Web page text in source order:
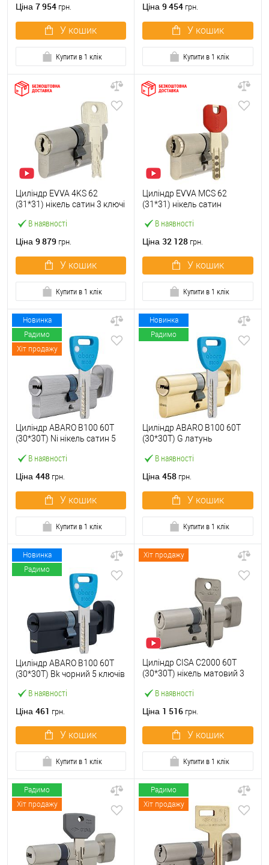
Ціна 7 954 грн.
У кошик
Купити в 1 клік
Ціна 9 454 грн.
У кошик
Купити в 1 клік
В наявності
Циліндр EVVA 4KS 62
(31*31) нікель сатин 3 ключі
Ціна 9 879 грн.
У кошик
Купити в 1 клік
В наявності
Циліндр EVVA MCS 62
(31*31) нікель сатин
Ціна 32 128 грн.
У кошик
Купити в 1 клік
Новинка
Радимо
Хіт продажу
В наявності
Циліндр ABARO B100 60T
(30*30T) Ni нікель сатин 5
Ціна 448 грн.
У кошик
Купити в 1 клік
Новинка
Радимо
В наявності
Циліндр ABARO B100 60T
(30*30T) G латунь
Ціна 458 грн.
У кошик
Купити в 1 клік
Новинка
Радимо
В наявності
Циліндр ABARO B100 60T
(30*30T) Bk чорний 5 ключів
Ціна 461 грн.
У кошик
Купити в 1 клік
Хіт продажу
В наявності
Циліндр CISA C2000 60T
(30*30T) нікель матовий 3
Ціна 1 516 грн.
У кошик
Купити в 1 клік
Радимо
Хіт продажу
Радимо
Хіт продажу